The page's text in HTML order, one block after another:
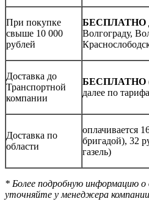
При покупке
свыше 10 000
рублей
БЕСПЛАТНО
Волгограду,
Доставка до
Транспортной
компании
БЕСПЛАТНО
далее по
Доставка по
области
оплачивается
бригадой), 32
газель)
* Более подробную информацию о
уточняйте у менеджера компании